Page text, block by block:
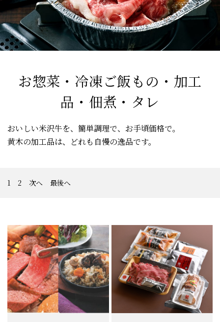
お惣菜・冷凍ご飯もの・加工
品・佃煮・タレ
おいしい米沢牛を、簡単調理で、お手頃価格で。
黄木の加工品は、どれも自慢の逸品です。
1 2 次へ 最後へ